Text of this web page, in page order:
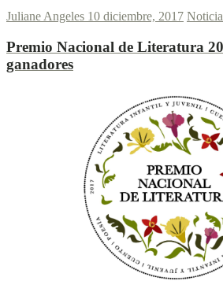
Juliane Angeles 10 diciembre, 2017
Premio Nacional de Literatura
ganadores